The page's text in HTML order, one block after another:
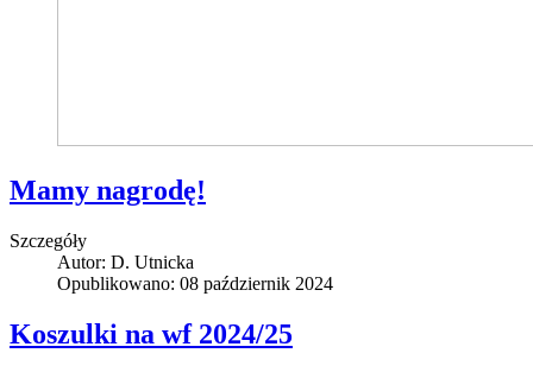
Mamy nagrodę!
Szczegóły
Autor: D. Utnicka
Opublikowano: 08 październik 2024
Koszulki na wf 2024/25